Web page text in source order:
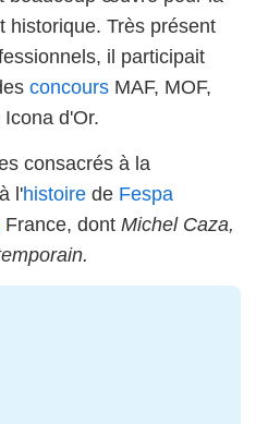
historique. Très présent
il participait
concours MAF, MOF,
d'Or.
consacrés à la
l'histoire de Fespa
France, dont Michel Caza,